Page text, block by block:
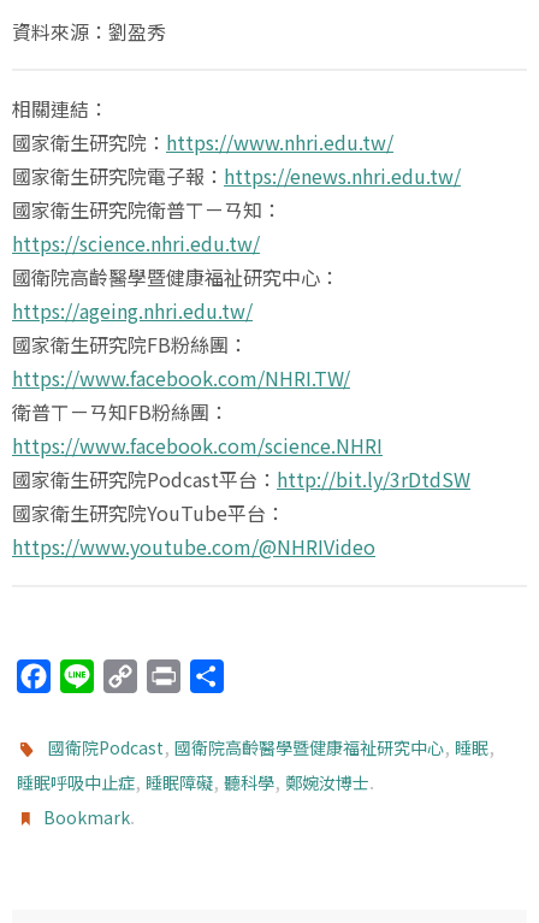
資料來源：劉盈秀
相關連結：
國家衛生研究院： https://www.nhri.edu.tw/
國家衛生研究院電子報： https://enews.nhri.edu.tw/
國家衛生研究院衛普ㄒㄧㄢ知：
https://science.nhri.edu.tw/
國衛院高齡醫學暨健康福祉研究中心：
https://ageing.nhri.edu.tw/
國家衛生研究院FB粉絲團：
https://www.facebook.com/NHRI.TW/
衛普ㄒㄧㄢ知FB粉絲團：
https://www.facebook.com/science.NHRI
國家衛生研究院Podcast平台： http://bit.ly/3rDtdSW
國家衛生研究院YouTube平台：
https://www.youtube.com/@NHRIVideo
c
e
b
n
e
p
i
n
國衛院Podcast,國衛院高齡醫學暨健康福祉研究中心, 睡眠,
睡眠呼吸中止症, 睡眠障礙, 聽科學, 鄭婉汝博士.
Bookmark.